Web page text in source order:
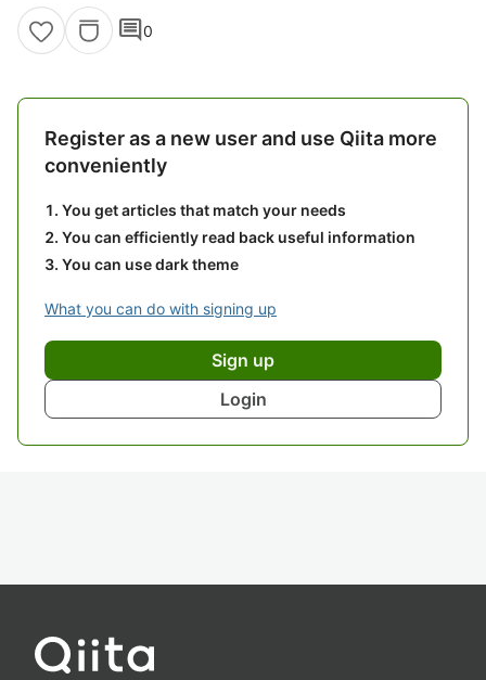
comment0
Register as a new user and use Qiita more
conveniently
You get articles that match your needs
You can efficiently read back useful information
You can use dark theme
What you can do with signing up
Sign up
Login